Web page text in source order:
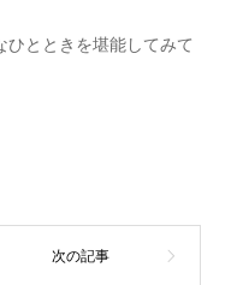
とときを堪能してみて